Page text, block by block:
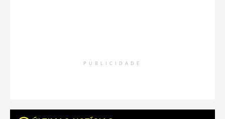
PUBLICIDADE